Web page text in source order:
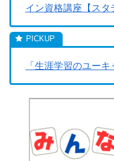
イン資格講座【スタ
「生涯学習のユー